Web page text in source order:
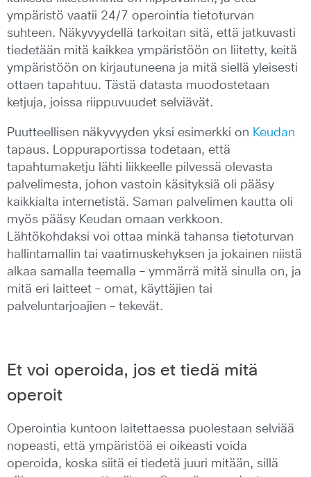
ympäristö vaatii 24/7 operointia tietoturvan
suhteen. Näkyvyydellä tarkoitan sitä, että jatkuvasti
tiedetään mitä kaikkea ympäristöön on liitetty, keitä
ympäristöön on kirjautuneena ja mitä siellä yleisesti
ottaen tapahtuu. Tästä datasta muodostetaan
ketjuja, joissa riippuvuudet selviävät.
Puutteellisen näkyvyyden yksi esimerkki on Keudan
tapaus. Loppuraportissa todetaan, että
tapahtumaketju lähti liikkeelle pilvessä olevasta
palvelimesta, johon vastoin käsityksiä oli pääsy
kaikkialta internetistä. Saman palvelimen kautta oli
myös pääsy Keudan omaan verkkoon.
Lähtökohdaksi voi ottaa minkä tahansa tietoturvan
hallintamallin tai vaatimuskehyksen ja jokainen niistä
alkaa samalla teemalla – ymmärrä mitä sinulla on, ja
mitä eri laitteet – omat, käyttäjien tai
palveluntarjoajien – tekevät.
Et voi operoida, jos et tiedä mitä
operoit
Operointia kuntoon laitettaessa puolestaan selviää
nopeasti, että ympäristöä ei oikeasti voida
operoida, koska siitä ei tiedetä juuri mitään, sillä